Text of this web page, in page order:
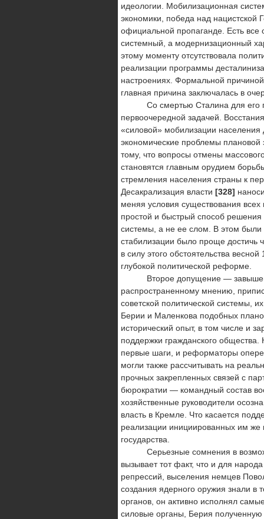
идеологии. Мобилизаци­онная
экономики, победа над нацистской
официальной пропаганде. Есть все
системный, а модернизационный
этому моменту отсутствовала
реализации программы
настроениях. Формальной
главная причина заключалась в
Со смертью Сталина для его
первоочередной задачей.
«силовой» мобилизации населения
экономические проблемы плановой
тому, что вопросы отмены
становятся главным орудием
стремления населения страны к
Десакрализация власти [328]
меняя условия существования
простой и быстрый способ
системы, а не ее слом. В этом были
стабилизации было проще достичь
в силу этого обстоятельства
глубокой политической реформе.
Второе допущение —
распространенному мне­нию,
советской политической системы,
Берии и Маленкова подобных
исторический опыт, в том числе и
поддержки гражданского
первые шаги, и реформаторы
могли также рассчиты­вать на
прочных закрепленных связей с
бюрократии — командный состав
хозяйственные руководители
власть в Кремле. Что касается
реализации инициированных им же
государства.
Серьезные сомнения в
вызывает тот факт, что и для
репрессий, выселения немцев
создания ядерного оружия знали в
органов, он активно испол­нял
силовые органы, Берия